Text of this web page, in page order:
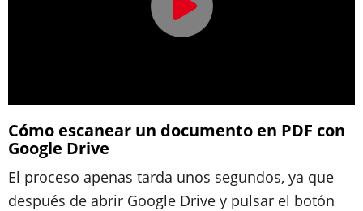
Cómo escanear un documento en PDF con
Google Drive
El proceso apenas tarda unos segundos, ya que
después de abrir Google Drive y pulsar el botón